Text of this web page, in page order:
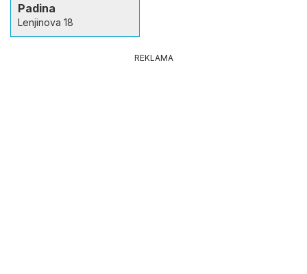
Padina
Lenjinova 18
REKLAMA